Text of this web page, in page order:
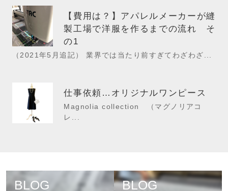
【費用は？】アパレルメーカーが縫
製工場で洋服を作るまでの流れ そ
の1
（2021年5月追記） 業界では当たり前すぎてわざわざ...
仕事依頼…オリジナルワンピース
Magnolia collection （マグノリアコ
レ...
BLOG
BLOG